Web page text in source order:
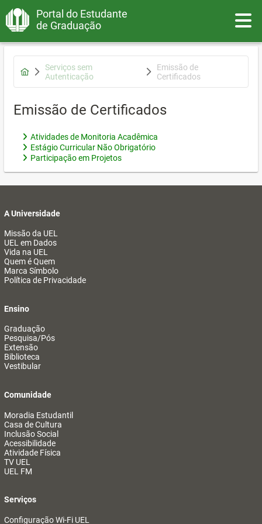
Portal do Estudante
de Graduação
Serviços sem
Autenticação
Emissão de
Certificados
Emissão de Certificados
Atividades de Monitoria Acadêmica
Estágio Curricular Não Obrigatório
Participação em Projetos
A Universidade
Missão da UEL
UEL em Dados
Vida na UEL
Quem é Quem
Marca Símbolo
Política de Privacidade
Ensino
Graduação
Pesquisa/Pós
Extensão
Biblioteca
Vestibular
Comunidade
Moradia Estudantil
Casa de Cultura
Inclusão Social
Acessibilidade
Atividade Física
TV UEL
UEL FM
Serviços
Configuração Wi-Fi UEL